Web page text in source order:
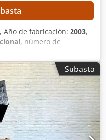
, Año de fabricación: 2003,
, número de
de trabajo:
kW (43,51 CV), DETALLES
1 unidad. Tipo de
máximo de trabajo: 550
Crodpfxozrmqqe Aftjf
Tipo de
y peso Dimensiones
x 2.900 mm. Peso en
2 unidades.
Subasta